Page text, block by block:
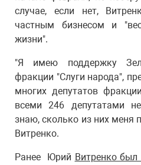
случае, если нет,
частным бизнесом и
жизни".
"Я имею поддержку
фракции "Слуги народа",
многих депутатов
всеми 246 депутатами
знаю, сколько из них меня
Витренко.
Ранее Юрий Витренко